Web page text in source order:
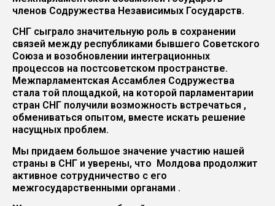
членов Содружества Независимых Государств.
СНГ сыграло значительную роль в сохранении
связей между республиками бывшего Советского
Союза и возобновлении интеграционных
процессов на постсоветском пространстве.
Межпарламентская Ассамблея Содружества
стала той площадкой, на которой парламентарии
стран СНГ получили возможность встречаться ,
обмениваться опытом, вместе искать решение
насущных проблем.
Мы придаем большое значение участию нашей
страны в СНГ и уверены, что Молдова продолжит
активное сотрудничество с его
межгосударственными органами .